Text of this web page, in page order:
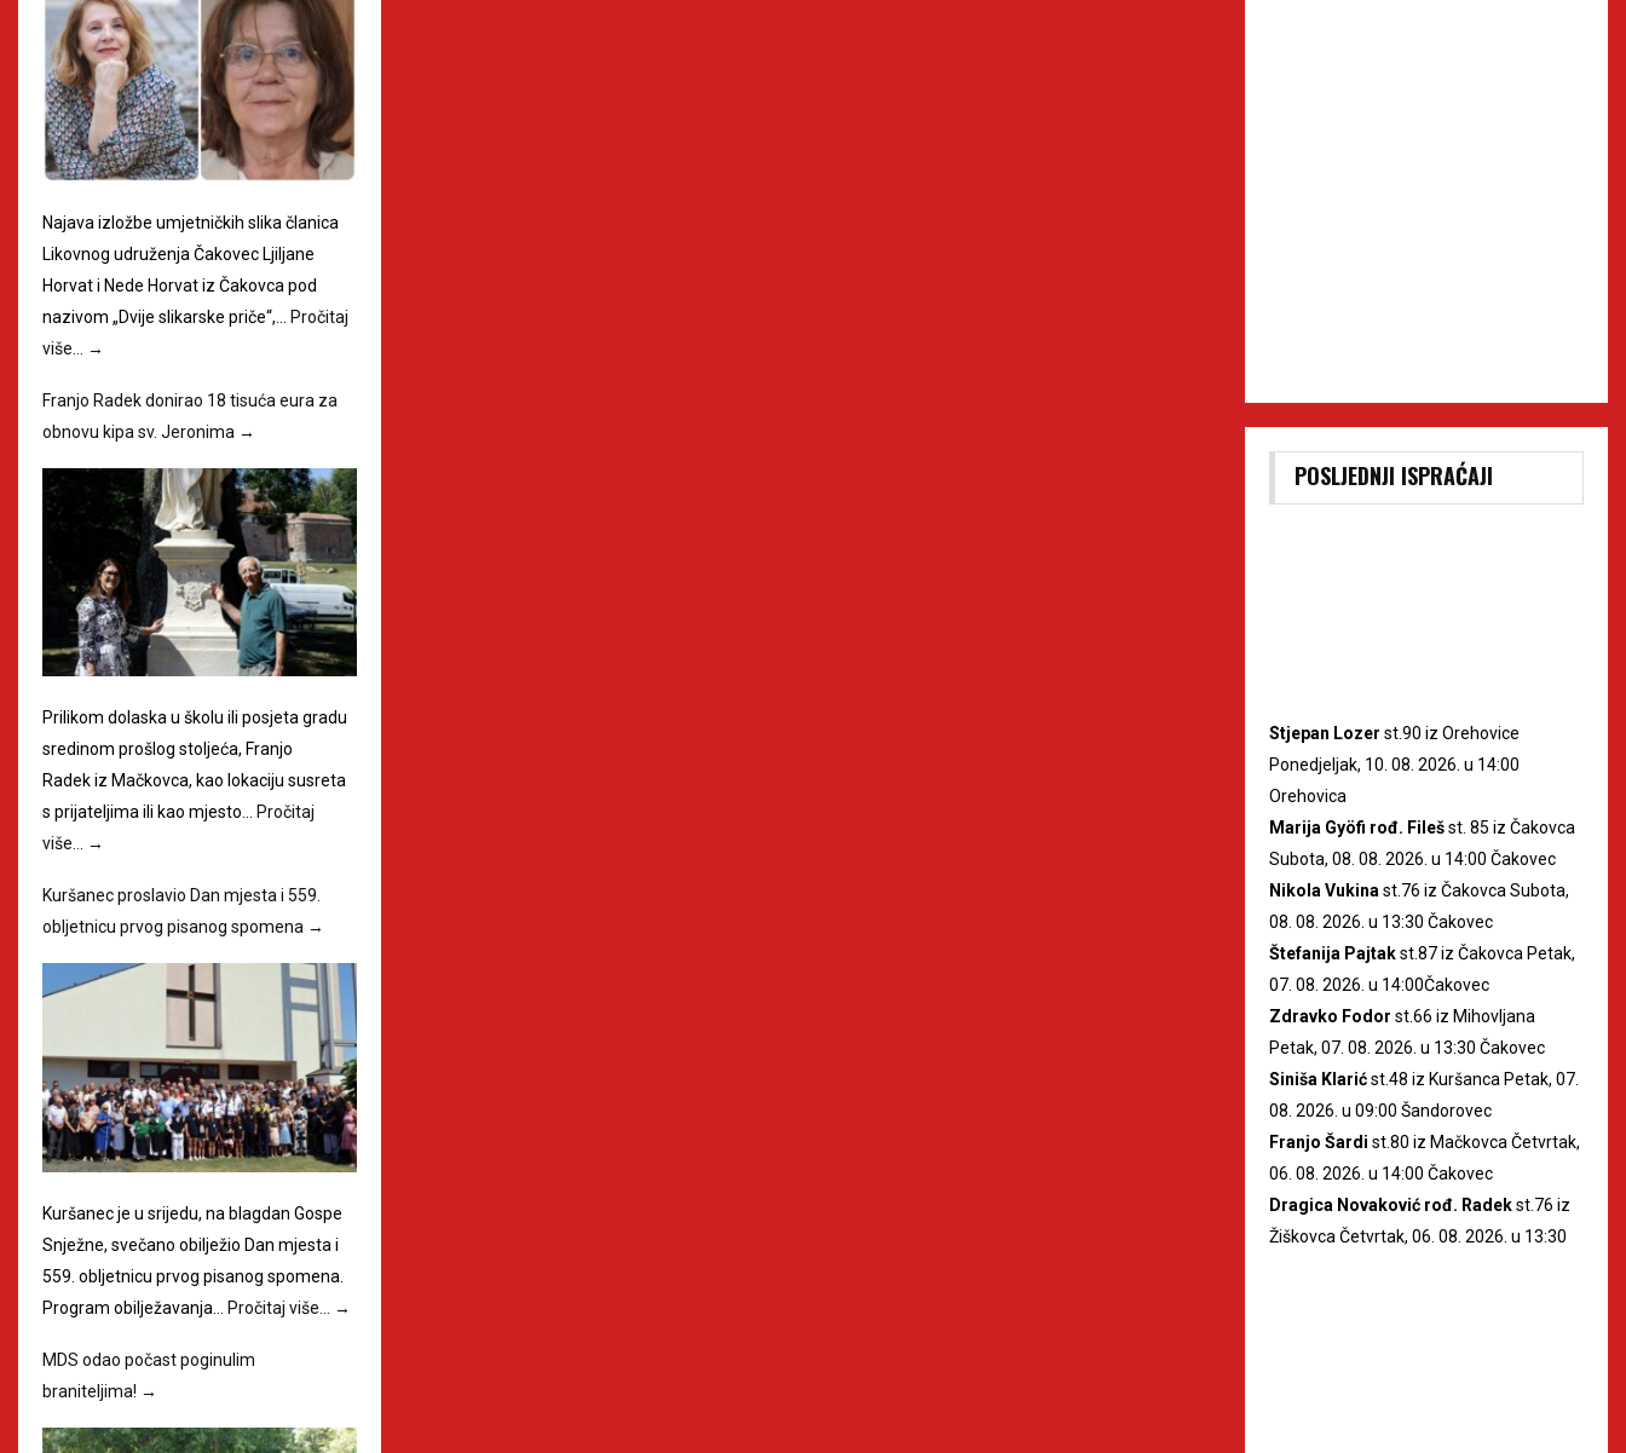
Najava izložbe umjetničkih slika članica
Likovnog udruženja Čakovec Ljiljane
Horvat i Nede Horvat iz Čakovca pod
nazivom „Dvije slikarske priče“,… Pročitaj
više…
→
Franjo Radek donirao 18 tisuća eura za
obnovu kipa sv. Jeronima →
Prilikom dolaska u školu ili posjeta gradu
sredinom prošlog stoljeća, Franjo
Radek iz Mačkovca, kao lokaciju susreta
s prijateljima ili kao mjesto… Pročitaj
više… →
Kuršanec proslavio Dan mjesta i 559.
obljetnicu prvog pisanog spomena →
Kuršanec je u srijedu, na blagdan Gospe
Snježne, svečano obilježio Dan mjesta i
559. obljetnicu prvog pisanog spomena.
Program obilježavanja…
Pročitaj više… →
MDS odao počast poginulim
braniteljima! →
POSLJEDNJI ISPRAĆAJI
Stjepan Lozer st.90 iz Orehovice
Ponedjeljak, 10. 08. 2026. u 14:00
Orehovica
Marija Gyöfi rođ. Filešst. 85 iz Čakovca
Subota, 08. 08. 2026. u 14:00 Čakovec
Nikola Vukina st.76 iz Čakovca Subota,
08. 08. 2026. u 13:30 Čakovec
Štefanija Pajtakst.87 iz Čakovca Petak,
07. 08. 2026. u 14:00Čakovec
Zdravko Fodor st.66 iz Mihovljana
Petak, 07. 08. 2026. u 13:30 Čakovec
Siniša Klarićst.48 iz Kuršanca Petak, 07.
08. 2026. u 09:00 Šandorovec
Franjo Šardi st.80 iz Mačkovca Četvrtak,
06. 08. 2026. u 14:00 Čakovec
Dragica Novaković rođ. Radekst.76 iz
Žiškovca Četvrtak, 06. 08. 2026. u 13:30